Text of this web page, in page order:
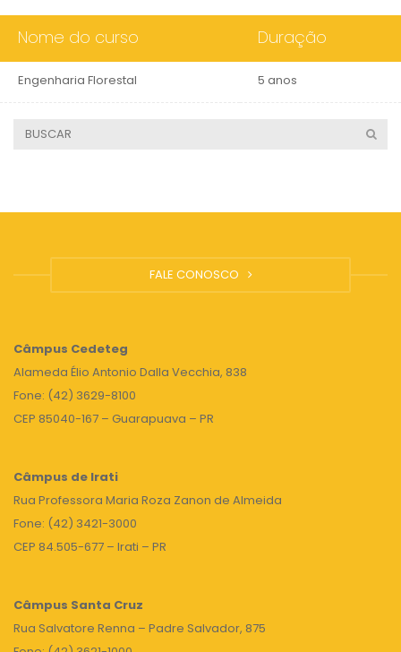
Nome do curso Duração
Engenharia Florestal 5 anos
FALE CONOSCO
Câmpus Cedeteg
Alameda Élio Antonio Dalla Vecchia, 838
Fone: (42) 3629-8100
CEP 85040-167 – Guarapuava – PR
Câmpus de Irati
Rua Professora Maria Roza Zanon de Almeida
Fone: (42) 3421-3000
CEP 84.505-677 – Irati – PR
Câmpus Santa Cruz
Rua Salvatore Renna – Padre Salvador, 875